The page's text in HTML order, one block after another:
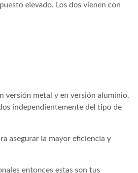
elevado. Los dos vienen con
versión metal y en versión aluminio.
independientemente del tipo de
asegurar la mayor eficiencia y
entonces estas son tus